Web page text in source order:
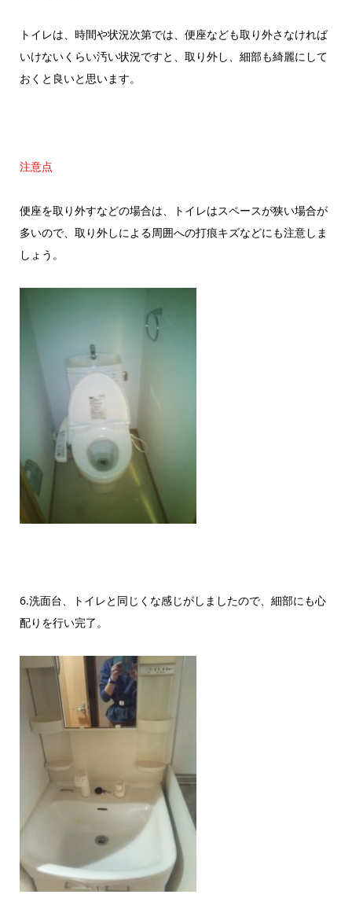
トイレは、時間や状況次第では、便座なども取り外さなければ
いけないくらい汚い状況ですと、取り外し、細部も綺麗にして
おくと良いと思います。
注意点
便座を取り外すなどの場合は、トイレはスペースが狭い場合が
多いので、取り外しによる周囲への打痕キズなどにも注意しま
しょう。
6.洗面台、トイレと同じくな感じがしましたので、細部にも心
配りを行い完了。